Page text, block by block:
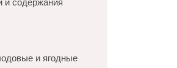
и ягодные